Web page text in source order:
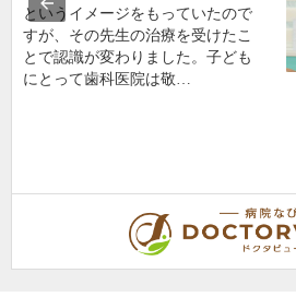
というイメージをもっていたので
すが、その先生の治療を受けたこ
とで認識が変わりました。子ども
にとって歯科医院は敬…